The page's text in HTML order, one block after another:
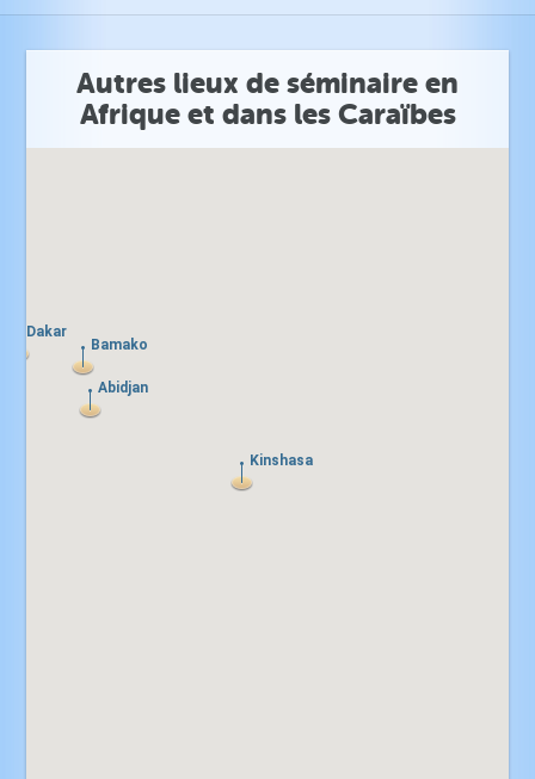
Autres lieux de séminaire en
Afrique et dans les Caraïbes
Kinshasa
Abidjan
Dakar
Bamako
Kinshasa
Abidjan
Dakar
Bamako